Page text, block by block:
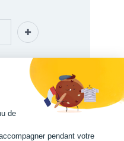
de
pendant votre